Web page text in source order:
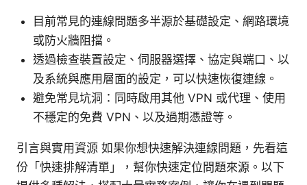
目前常見的連線問題多半源於基礎設定、網路環境
或防火牆阻擋。
透過檢查裝置設定、伺服器選擇、協定與端口、以
及系統與應用層面的設定，可以快速恢復連線。
避免常見坑洞：同時啟用其他 VPN 或代理、使用
不穩定的免費 VPN、以及過期憑證等。
引言與實用資源 如果你想快速解決連線問題，先看這
份「快速排解清單」，幫你快速定位問題來源。以下